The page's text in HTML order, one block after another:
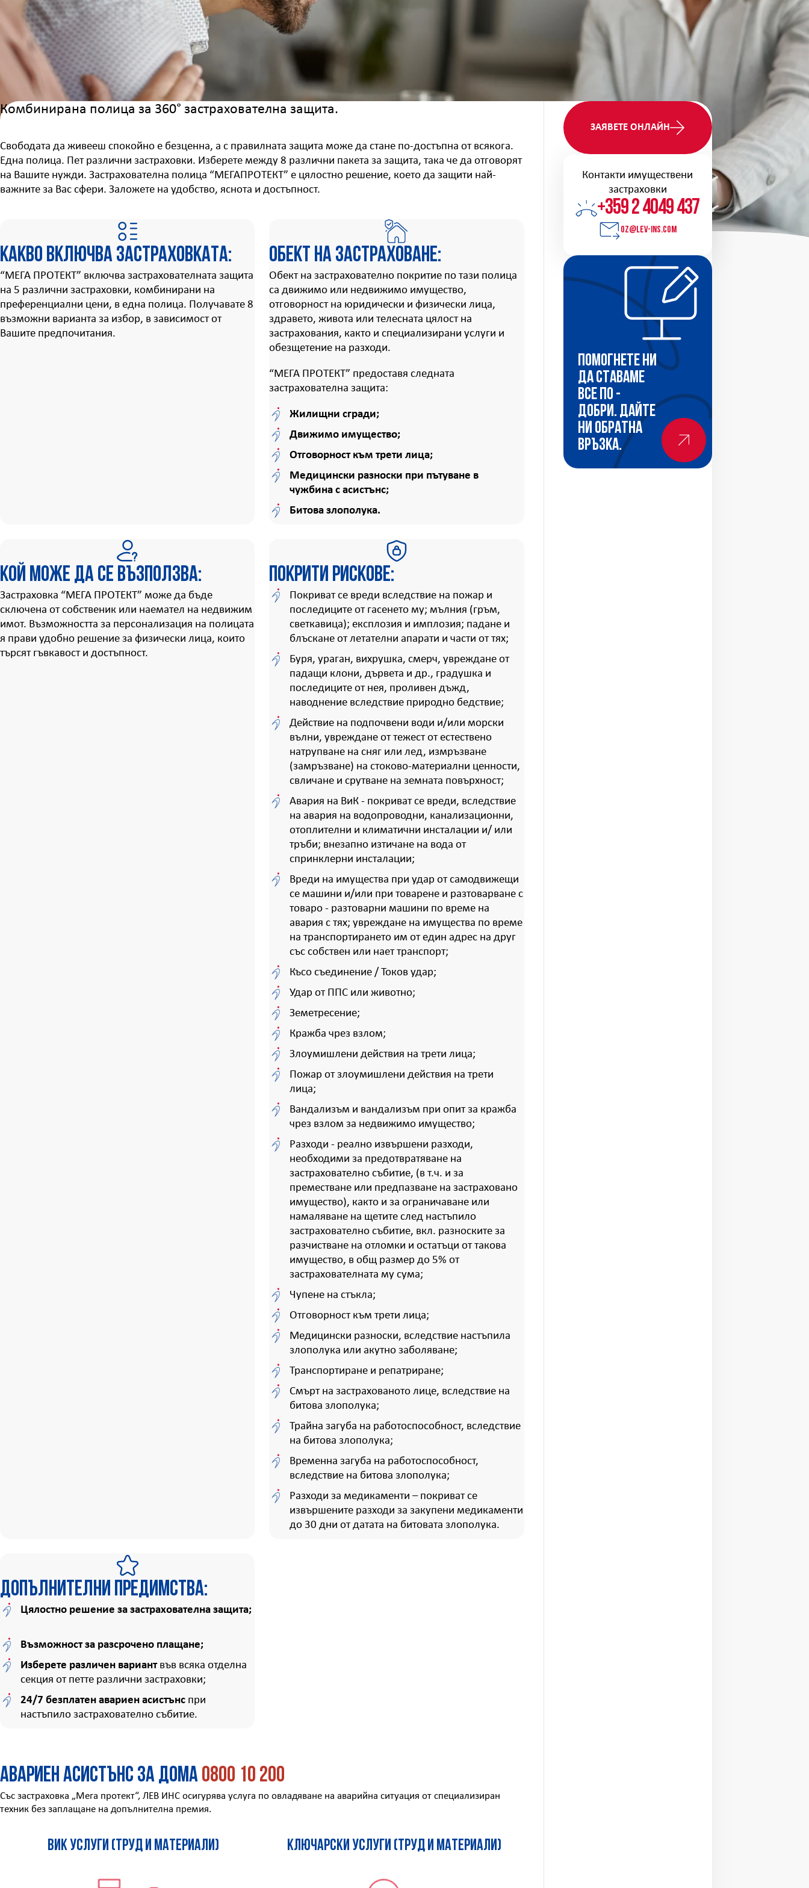
Комбинирана полица за 360° застрахователна защита.
Свободата да живееш спокойно е безценна, a с правилната защита може да стане по-достъпна от всякога.
Една полица. Пет различни застраховки. Изберeте между 8 различни пакета за защита, така че да отговорят
на Вашите нужди. Застрахователна полица “МЕГАПРОТЕКТ” е цялостно решение, което да защити най-
важните за Вас сфери. Заложете на удобство, яснота и достъпност.
Какво включва застраховката:
“МЕГА ПРОТЕКТ” включва застрахователната защита
на 5 различни застраховки, комбинирани на
преференциални цени, в една полица. Получавате 8
възможни варианта за избор, в зависимост от
Вашите предпочитания.
Обект на застраховане:
Обект на застрахователно покритие по тази полица
са движимо или недвижимо имущество,
отговорност на юридически и физически лица,
здравето, живота или телесната цялост на
застрахования, както и специализирани услуги и
обезщетение на разходи.
“МЕГА ПРОТЕКТ” предоставя следната
застрахователна защита:
Жилищни сгради;
Движимо имущество;
Отговорност към трети лица;
Медицински разноски при пътуване в
чужбина с асистънс;
Битова злополука.
Кой може да се възползва:
Застраховка “МЕГА ПРОТЕКТ” може да бъде
сключена от собственик или наемател на недвижим
имот. Възможността за персонализация на полицата
я прави удобно решение за физически лица, които
търсят гъвкавост и достъпност.
Покрити рискове:
Покриват се вреди вследствие на пожар и
последиците от гасенето му; мълния (гръм,
светкавица); експлозия и имплозия; падане и
блъскане от летателни апарати и части от тях;
Буря, ураган, вихрушка, смерч, увреждане от
падащи клони, дървета и др., градушка и
последиците от нея, проливен дъжд,
наводнение вследствие природно бедствие;
Действие на подпочвени води и/или морски
вълни, увреждане от тежест от естествено
натрупване на сняг или лед, измръзване
(замръзване) на стоково-материални ценности,
свличане и срутване на земната повърхност;
Авария на ВиК - покриват се вреди, вследствие
на авария на водопроводни, канализационни,
отоплителни и климатични инсталации и/ или
тръби; внезапно изтичане на вода от
спринклерни инсталации;
Вреди на имущества при удар от самодвижещи
се машини и/или при товарене и разтоварване с
товаро - разтоварни машини по време на
авария с тях; увреждане на имущества по време
на транспортирането им от един адрес на друг
със собствен или нает транспорт;
Късо съединение / Токов удар;
Удар от ППС или животно;
Земетресение;
Кражба чрез взлом;
Злоумишлени действия на трети лица;
Пожар от злоумишлени действия на трети
лица;
Вандализъм и вандализъм при опит за кражба
чрез взлом за недвижимо имущество;
Разходи - реално извършени разходи,
необходими за предотвратяване на
застрахователно събитие, (в т.ч. и за
преместване или предпазване на застраховано
имущество), както и за ограничаване или
намаляване на щетите след настъпило
застрахователно събитие, вкл. разноските за
разчистване на отломки и остатъци от такова
имущество, в общ размер до 5% от
застрахователната му сума;
Чупене на стъкла;
Отговорност към трети лица;
Медицински разноски, вследствие настъпила
злополука или акутно заболяване;
Транспортиране и репатриране;
Смърт на застрахованото лице, вследствие на
битова злополука;
Трайна загуба на работоспособност, вследствие
на битова злополука;
Временна загуба на работоспособност,
вследствие на битова злополука;
Разходи за медикаменти – покриват се
извършените разходи за закупени медикаменти
до 30 дни от датата на битовата злополука.
Допълнителни предимства:
Цялостно решение за застрахователна защита;
Възможност за разсрочено плащане;
Изберете различен вариантвъв всяка отделна
секция от петте различни застраховки;
24/7 безплатен авариен асистънс при
настъпило застрахователно събитие.
Авариен асистънс за дома0800 10 200
Със застраховка „Мега протект“, ЛЕВ ИНС осигурява услуга по овладяване на аварийна ситуация от специализиран
техник без заплащане на допълнителна премия.
ВиК услуги (труд и материали) Ключарски услуги (труд и материали)
ЗАЯВЕТЕ ОНЛАЙН
+359 2 4049 437
oz@lev-ins.com
Контакти имуществени
застраховки
Помогнете ни
да ставаме
все по -
добри. Дайте
ни обратна
връзка.